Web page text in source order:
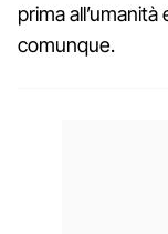
prima
comunque.